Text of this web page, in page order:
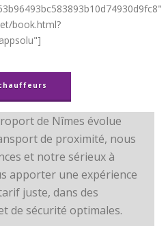
book.html?
de Nîmes évolue
de proximité, nous
et notre sérieux à
apporter une expérience
juste, dans des
de sécurité optimales.